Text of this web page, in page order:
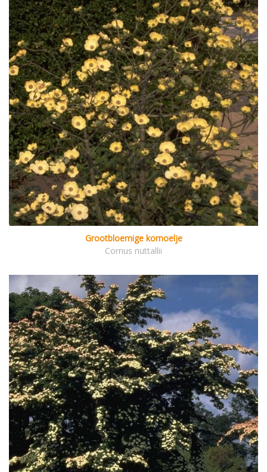
Grootbloemige kornoelje
Cornus nuttallii